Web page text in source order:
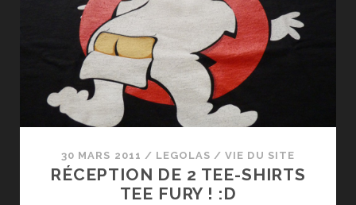
30 MARS 2011 / LEGOLAS /VIE DU SITE
RÉCEPTION DE 2 TEE-SHIRTS
TEE FURY ! :D